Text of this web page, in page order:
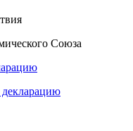
Союза
декларацию